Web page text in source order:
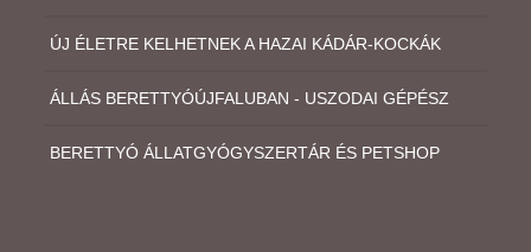
ÚJ ÉLETRE KELHETNEK A HAZAI KÁDÁR-KOCKÁK
ÁLLÁS BERETTYÓÚJFALUBAN - USZODAI GÉPÉSZ
BERETTYÓ ÁLLATGYÓGYSZERTÁR ÉS PETSHOP